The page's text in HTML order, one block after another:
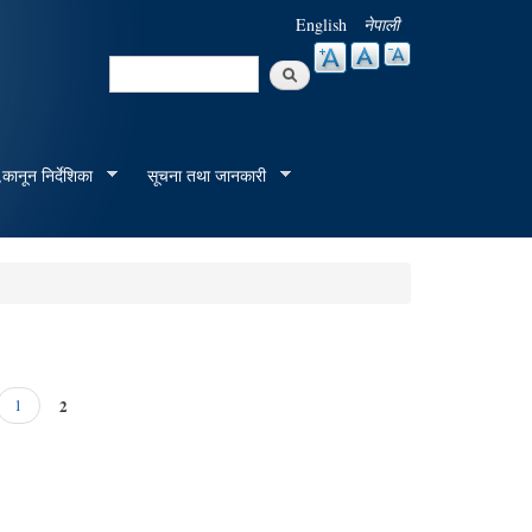
English नेपाली
Search
निर्देशिका
सूचना तथा जानकारी
1 2